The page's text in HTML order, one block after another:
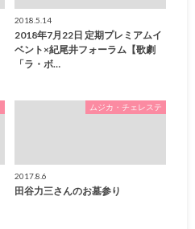
2018.5.14
2018年7月22日 定期プレミアムイ
ベント×紀尾井フォーラム【歌劇
「ラ・ボ…
ムジカ・チェレステ
2017.8.6
田谷力三さんのお墓参り